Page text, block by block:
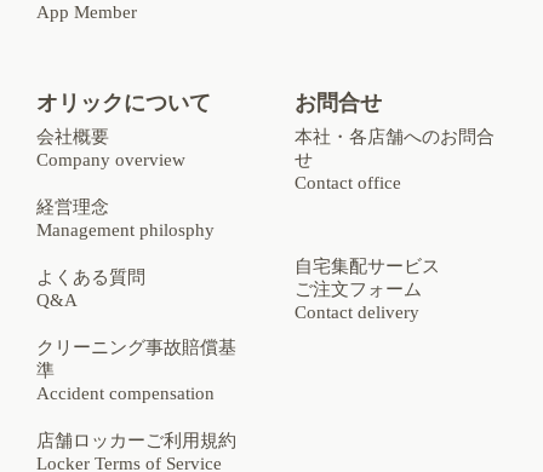
App Member
オリックについて
会社概要
Company overview
経営理念
Management philosphy
よくある質問
Q&A
クリーニング事故賠償基
準
Accident compensation
店舗ロッカーご利用規約
Locker Terms of Service
お問合せ
本社・各店舗へのお問合
せ
Contact office
自宅集配サービス
ご注文フォーム
Contact delivery